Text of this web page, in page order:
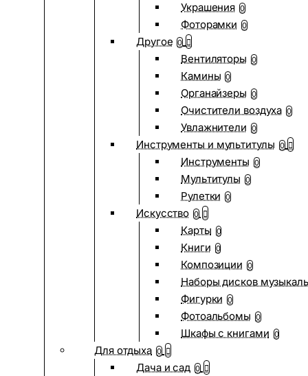
Украшения 0
Фоторамки 0
Другое 0
Вентиляторы 0
Камины 0
Органайзеры 0
Очистители воздуха 0
Увлажнители 0
Инструменты и мультитулы 0
Инструменты 0
Мультитулы 0
Рулетки 0
Искусство 0
Карты 0
Книги 0
Композиции 0
Наборы дисков
Фигурки 0
Фотоальбомы 0
Шкафы с книгами 0
Для отдыха 0
Дача и сад 0